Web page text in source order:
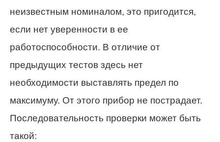
неизвестным номиналом, это пригодится,
если нет уверенности в ее
работоспособности. В отличие от
предыдущих тестов здесь нет
необходимости выставлять предел по
максимуму. От этого прибор не пострадает.
Последовательность проверки может быть
такой: